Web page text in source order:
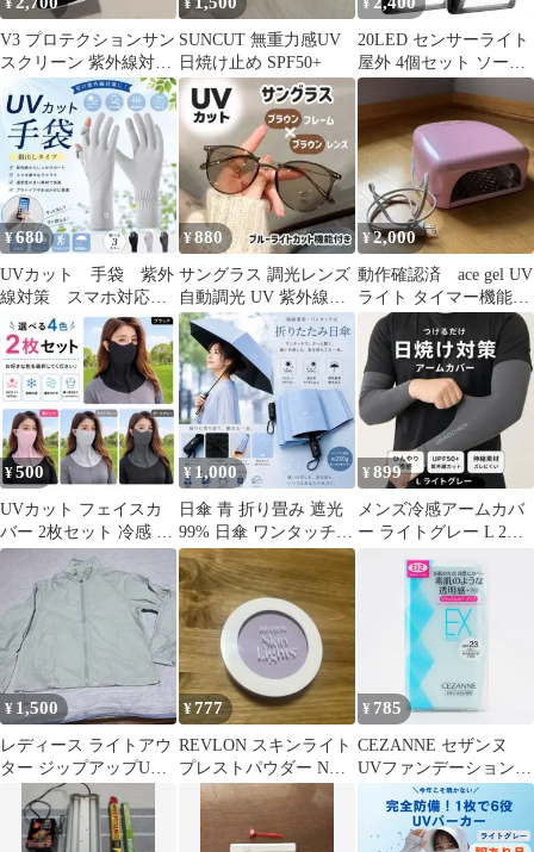
¥
V3 プロテクションサン
スクリーン 紫外線対策
日焼け止めクリーム
¥
SUNCUT 無重力感UV
日焼け止め SPF50+
¥
20LED センサーライト
屋外 4個セット ソーラ
ーライト 高輝度 防犯
人感 防水 屋外照明
120°照明範囲 夜間自動
点灯 太陽光発電 庭 玄
関 駐車場 通路 ガーデ
ン LEDライト ガーデン
ライト 人感センサー セ
キュリテ
¥680
UVカット 手袋 紫外
線対策 スマホ対応
指出し アウトドア ラ
イトグレー
¥880
サングラス 調光レンズ
自動調光 UV 紫外線
ブルーライトカット
ブラウン
¥2,000
動作確認済 ace gel UV
ライト タイマー機能付
¥500
UVカット フェイスカ
バー 2枚セット 冷感 日
焼け防止 UPF50+
¥ 1,000
日傘 青 折り畳み 遮光
99% 日傘 ワンタッチオ
ープン 傘 UV 軽量 自動
¥899
メンズ冷感アームカバ
ー ライトグレー L 2セ
ット4枚 UVカット 接触
¥ 1,500
レディース ライトアウ
ター ジップアップUV
ジャケット
¥777
REVLON スキンライト
プレストパウダー N
104
¥ 785
CEZANNE セザンヌ
UVファンデーション
EXプラス EX2 ライト
オークル SPF23 PA++
本体[定形内郵便]